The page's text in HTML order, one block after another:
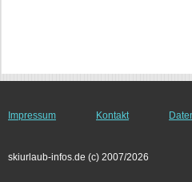
Impressum Kontakt
skiurlaub-infos.de (c) 2007/2026